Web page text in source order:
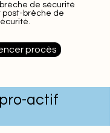
de sécurité
post-brèche de
procès
actif